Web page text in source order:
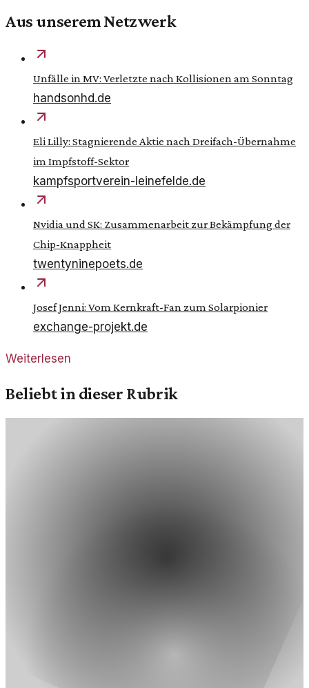
Aus unserem Netzwerk
Unfälle in MV: Verletzte nach Kollisionen am Sonntag
handsonhd.de
Eli Lilly: Stagnierende Aktie nach Dreifach-Übernahme
im Impfstoff-Sektor
kampfsportverein-leinefelde.de
Nvidia und SK: Zusammenarbeit zur Bekämpfung der
Chip-Knappheit
twentyninepoets.de
Josef Jenni: Vom Kernkraft-Fan zum Solarpionier
exchange-projekt.de
Weiterlesen
Beliebt in dieser Rubrik